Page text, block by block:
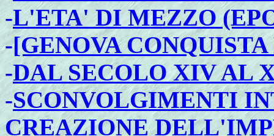
-L'ETA' DI MEZZO
-[GENOVA
-DAL SECOLO XIV AL
-SCONVOLGIMENTI
CREAZIONE